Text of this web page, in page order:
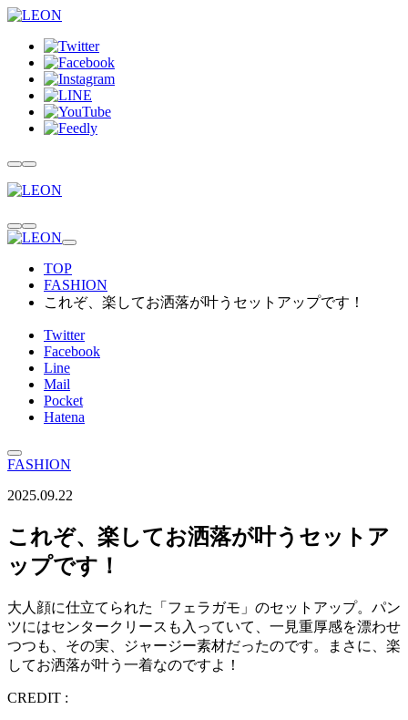
TOP
FASHION
これぞ、楽してお洒落が叶うセットアップです！
Twitter
Facebook
Line
Mail
Pocket
Hatena
FASHION
2025.09.22
これぞ、楽してお洒落が叶うセットア
ップです！
大人顔に仕立てられた「フェラガモ」のセットアップ。パン
ツにはセンタークリースも入っていて、一見重厚感を漂わせ
つつも、その実、ジャージー素材だったのです。まさに、楽
してお洒落が叶う一着なのですよ！
CREDIT :